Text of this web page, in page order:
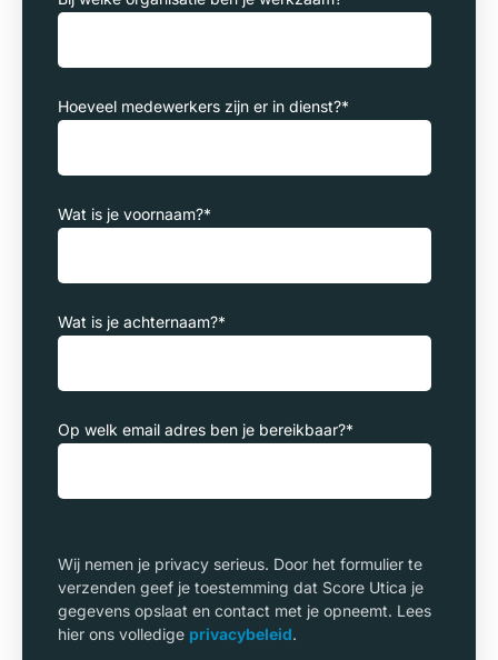
Hoeveel medewerkers zijn er in dienst?*
Wat is je voornaam?*
Wat is je achternaam?*
Op welk email adres ben je bereikbaar?*
Wij nemen je privacy serieus. Door het formulier te
verzenden geef je toestemming dat Score Utica je
gegevens opslaat en contact met je opneemt. Lees
hier ons volledige privacybeleid.